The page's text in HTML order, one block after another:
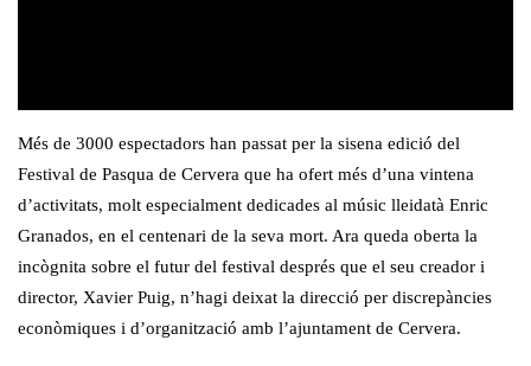
Més de 3000 espectadors han passat per la sisena edició del
Festival de Pasqua de Cervera que ha ofert més d’una vintena
d’activitats, molt especialment dedicades al músic lleidatà Enric
Granados, en el centenari de la seva mort. Ara queda oberta la
incògnita sobre el futur del festival després que el seu creador i
director, Xavier Puig, n’hagi deixat la direcció per discrepàncies
econòmiques i d’organització amb l’ajuntament de Cervera.